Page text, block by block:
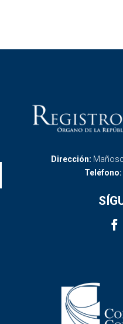
Dirección:
Teléfono: